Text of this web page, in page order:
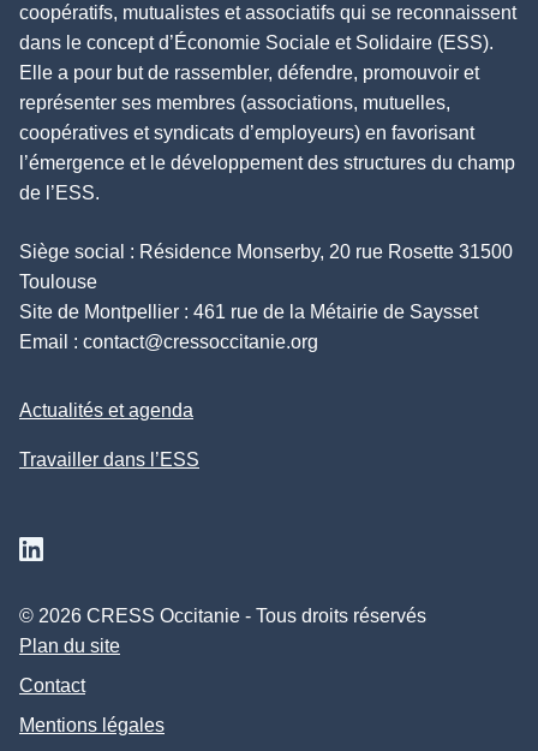
coopératifs, mutualistes et associatifs qui se reconnaissent
dans le concept d’Économie Sociale et Solidaire (ESS).
Elle a pour but de rassembler, défendre, promouvoir et
représenter ses membres (associations, mutuelles,
coopératives et syndicats d’employeurs) en favorisant
l’émergence et le développement des structures du champ
de l’ESS.
Siège social : Résidence Monserby, 20 rue Rosette 31500
Toulouse
Site de Montpellier : 461 rue de la Métairie de Saysset
Email : contact@cressoccitanie.org
Actualités et agenda
Travailler dans l’ESS
© 2026 CRESS Occitanie - Tous droits réservés
Plan du site
Contact
Mentions légales